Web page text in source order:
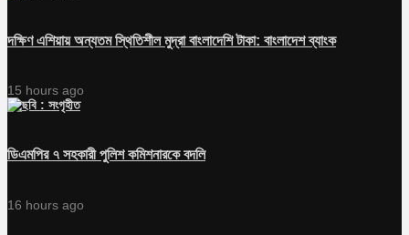
দক্ষিণ এশিয়ায় অন্যতম স্থিতিশীল মুদ্রা বাংলাদেশি টাকা: বাংলাদেশ ব্যাংক
15 hours ago
ডিএমপির ৭ সহকারী পুলিশ কমিশনারকে বদলি
16 hours ago